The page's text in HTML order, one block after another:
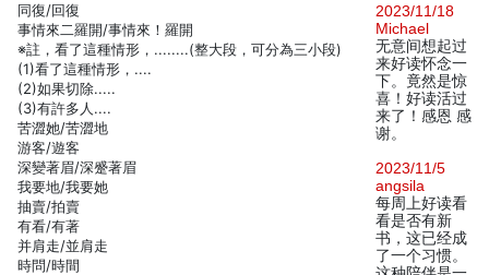
同復/回復
事情來二羅開/事情來！羅開
※註，看了這種情形，........(整大段，可分為三小段)
(1)看了這種情形，....
(2)如果切除.....
(3)有許多人....
苦澀她/苦澀地
游客/遊客
深變著眉/深蹙著眉
我要地/我要她
抽賣/拍賣
有看/有著
并肩走/並肩走
時問/時間
2023/11/18
Michael
无意间想起过
来好读怀念一
下。竟然是惊
喜！好读活过
来了！感恩 感
谢。
2023/11/5
angsila
每周上好读看
看是否有新
书，这已经成
了一个习惯。